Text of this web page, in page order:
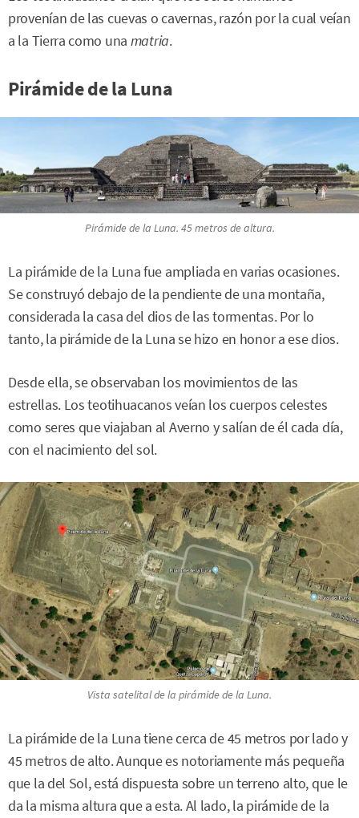
provenían de las cuevas o cavernas, razón por la cual veían
a la Tierra como una matria.
Pirámide de la Luna
Pirámide de la Luna. 45 metros de altura.
La pirámide de la Luna fue ampliada en varias ocasiones.
Se construyó debajo de la pendiente de una montaña,
considerada la casa del dios de las tormentas. Por lo
tanto, la pirámide de la Luna se hizo en honor a ese dios.
Desde ella, se observaban los movimientos de las
estrellas. Los teotihuacanos veían los cuerpos celestes
como seres que viajaban al Averno y salían de él cada día,
con el nacimiento del sol.
Vista satelital de la pirámide de la Luna.
La pirámide de la Luna tiene cerca de 45 metros por lado y
45 metros de alto. Aunque es notoriamente más pequeña
que la del Sol, está dispuesta sobre un terreno alto, que le
da la misma altura que a esta. Al lado, la pirámide de la